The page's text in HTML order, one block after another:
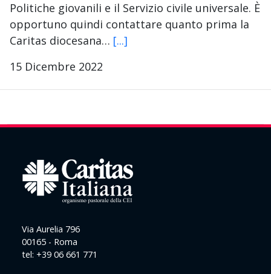
Politiche giovanili e il Servizio civile universale. È
opportuno quindi contattare quanto prima la
Caritas diocesana… [...]
15 Dicembre 2022
Via Aurelia 796
00165 - Roma
tel: +39 06 661 771